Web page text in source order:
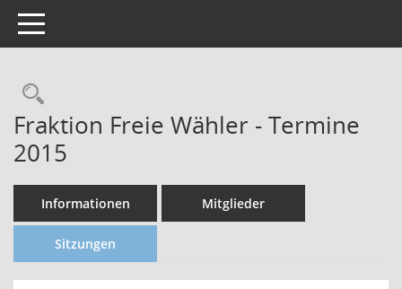
Toggle navigation
Fraktion Freie Wähler - Termine
2015
Informationen Mitglieder
Sitzungen